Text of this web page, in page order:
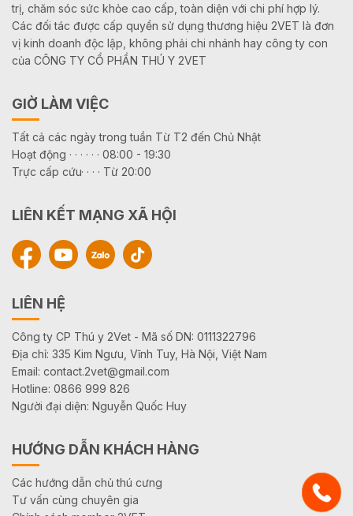
trị, chăm sóc sức khỏe cao cấp, toàn diện với chi phí hợp lý.
Các đối tác được cấp quyền sử dụng thương hiệu 2VET là đơn
vị kinh doanh độc lập, không phải chi nhánh hay công ty con
của CÔNG TY CỔ PHẦN THÚ Y 2VET
GIỜ LÀM VIỆC
Tất cả các ngày trong tuần Từ T2 đến Chủ Nhật
Hoạt động · · · · · · 08:00 - 19:30
Trực cấp cứu· · · · Từ 20:00
LIÊN KẾT MẠNG XÃ HỘI
LIÊN HỆ
Công ty CP Thú y 2Vet - Mã số DN: 0111322796
Địa chỉ: 335 Kim Ngưu, Vĩnh Tuy, Hà Nội, Việt Nam
Email: contact.2vet@gmail.com
Hotline: 0866 999 826
Người đại diện: Nguyễn Quốc Huy
HƯỚNG DẪN KHÁCH HÀNG
Các hướng dẫn chủ thú cưng
Tư vấn cùng chuyên gia